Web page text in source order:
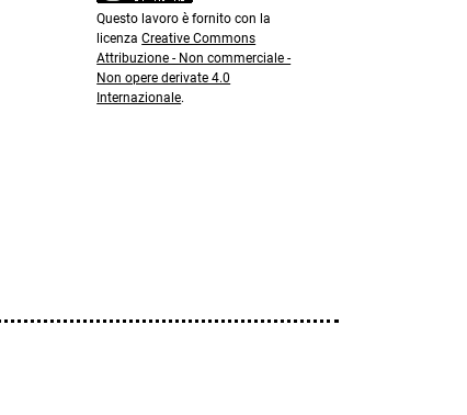
Questo lavoro è fornito con la
licenzaCreative Commons
Attribuzione - Non commerciale -
Non opere derivate 4.0
Internazionale.